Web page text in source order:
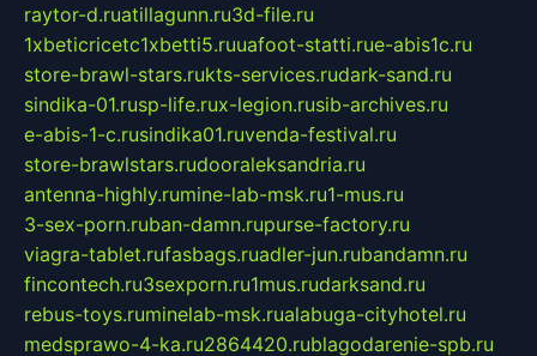
raytor-d.ruatillagunn.ru3d-file.ru
1xbeticricetc1xbetti5.ruuafoot-statti.rue-abis1c.ru
store-brawl-stars.rukts-services.rudark-sand.ru
sindika-01.rusp-life.rux-legion.rusib-archives.ru
e-abis-1-c.rusindika01.ruvenda-festival.ru
store-brawlstars.rudooraleksandria.ru
antenna-highly.rumine-lab-msk.ru1-mus.ru
3-sex-porn.ruban-damn.rupurse-factory.ru
viagra-tablet.rufasbags.ruadler-jun.rubandamn.ru
fincontech.ru3sexporn.ru1mus.rudarksand.ru
rebus-toys.ruminelab-msk.rualabuga-cityhotel.ru
medsprawo-4-ka.ru2864420.rublagodarenie-spb.ru